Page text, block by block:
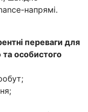
напрямі.
переваги для
особистого